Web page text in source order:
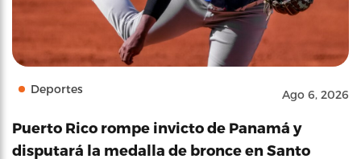
Deportes Ago 6, 2026
Puerto Rico rompe invicto de Panamá y
disputará la medalla de bronce en Santo